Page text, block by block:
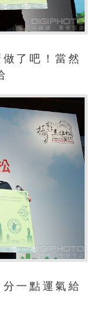
了吧！當然
一點運氣給